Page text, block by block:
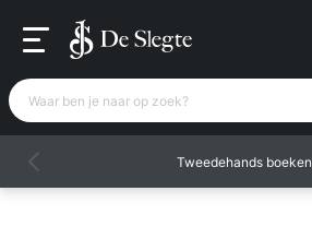
Waar ben je naar op zoek?
Tweedehands boeken